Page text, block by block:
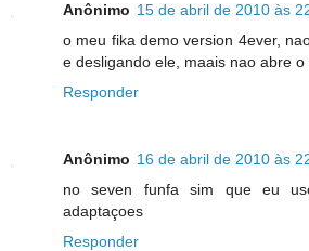
Anônimo 15 de abril de 2010 às
o meu fika demo version 4ever,
e desligando ele, maais nao abre o
Responder
Anônimo 16 de abril de 2010 às
no seven funfa sim que eu
adaptaçoes
Responder